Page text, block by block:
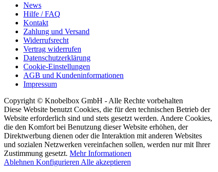
News
Hilfe / FAQ
Kontakt
Zahlung und Versand
Widerrufsrecht
Vertrag widerrufen
Datenschutzerklärung
Cookie-Einstellungen
AGB und Kundeninformationen
Impressum
Copyright © Knobelbox GmbH - Alle Rechte vorbehalten
Diese Website benutzt Cookies, die für den technischen Betrieb der
Website erforderlich sind und stets gesetzt werden. Andere Cookies,
die den Komfort bei Benutzung dieser Website erhöhen, der
Direktwerbung dienen oder die Interaktion mit anderen Websites
und sozialen Netzwerken vereinfachen sollen, werden nur mit Ihrer
Zustimmung gesetzt. Mehr Informationen
Ablehnen Konfigurieren Alle akzeptieren